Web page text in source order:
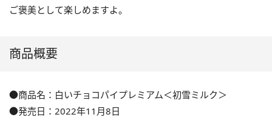
ご褒美として楽しめますよ。
商品概要
●商品名：白いチョコパイプレミアム＜初雪ミルク＞
●発売日：2022年11月8日